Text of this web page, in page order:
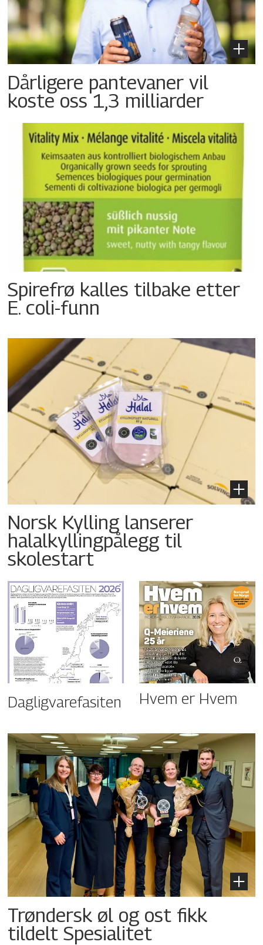
Dårligere pantevaner vil
koste oss 1,3 milliarder
Spirefrø kalles tilbake etter
E. coli-funn
Norsk Kylling lanserer
halalkyllingpålegg til
skolestart
Dagligvarefasiten Hvem er Hvem
Trøndersk øl og ost fikk
tildelt Spesialitet